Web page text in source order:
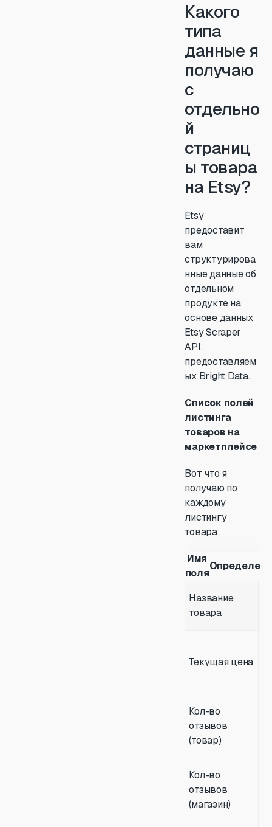
Какого
типа
данные я
получаю
с
отдельно
й
страниц
ы товара
на Etsy?
Etsy
предоставит
вам
структурирова
нные данные об
отдельном
продукте на
основе данных
Etsy Scraper
API,
предоставляем
ых Bright Data.
Список полей
листинга
товаров на
маркетплейсе
Вот что я
получаю по
каждому
листингу
товара:
Имя
поля
Название
товара
Текущая цена
Кол-во
отзывов
(товар)
Кол-во
отзывов
(магазин)